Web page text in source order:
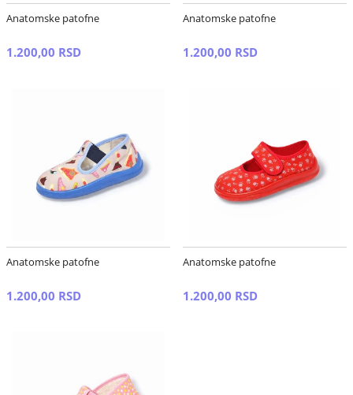
Anatomske patofne
1.200,00 RSD
Anatomske patofne
1.200,00 RSD
Anatomske patofne
1.200,00 RSD
Anatomske patofne
1.200,00 RSD